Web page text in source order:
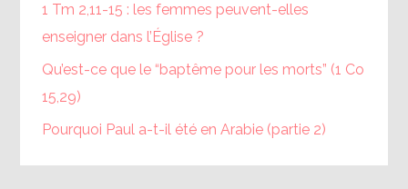
1 Tm 2,11-15 : les femmes peuvent-elles
enseigner dans l’Église ?
Qu’est-ce que le “baptême pour les morts” (1 Co
15,29)
Pourquoi Paul a-t-il été en Arabie (partie 2)